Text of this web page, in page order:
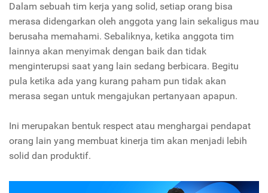
Dalam sebuah tim kerja yang solid, setiap orang bisa
merasa didengarkan oleh anggota yang lain sekaligus mau
berusaha memahami. Sebaliknya, ketika anggota tim
lainnya akan menyimak dengan baik dan tidak
menginterupsi saat yang lain sedang berbicara. Begitu
pula ketika ada yang kurang paham pun tidak akan
merasa segan untuk mengajukan pertanyaan apapun.
Ini merupakan bentuk respect atau menghargai pendapat
orang lain yang membuat kinerja tim akan menjadi lebih
solid dan produktif.